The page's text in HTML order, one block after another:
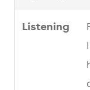
Listening